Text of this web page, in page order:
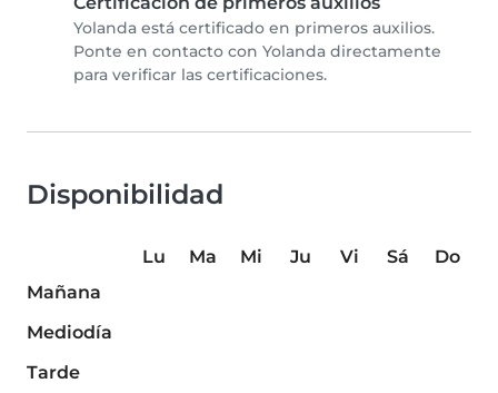
Yolanda está certificado en primeros auxilios.
Ponte en contacto con Yolanda directamente
para verificar las certificaciones.
Disponibilidad
Lu Ma Mi Ju Vi Sá
Do
Mañana
Mediodía
Tarde